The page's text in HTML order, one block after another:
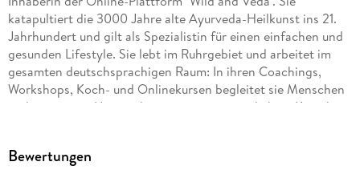
katapultiert die 3000 Jahre alte Ayurveda-Heilkunst ins 21.
Jahrhundert und gilt als Spezialistin für einen einfachen und
gesunden Lifestyle. Sie lebt im Ruhrgebiet und arbeitet im
gesamten deutschsprachigen Raum: In ihren Coachings,
Workshops, Koch- und Onlinekursen begleitet sie Menschen
und innovative Unternehmen mit praxistauglichem Knowhow
com.
Bewertungen